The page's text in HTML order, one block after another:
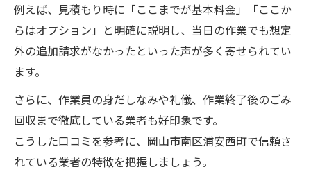
例えば、見積もり時に「ここまでが基本料金」「ここか
らはオプション」と明確に説明し、当日の作業でも想定
外の追加請求がなかったといった声が多く寄せられてい
ます。
さらに、作業員の身だしなみや礼儀、作業終了後のごみ
回収まで徹底している業者も好印象です。
こうした口コミを参考に、岡山市南区浦安西町で信頼さ
れている業者の特徴を把握しましょう。